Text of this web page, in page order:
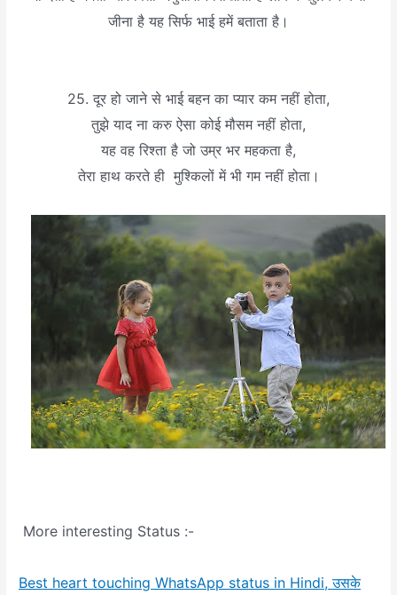
जीना है यह सिर्फ भाई हमें बताता है।
25. दूर हो जाने से भाई बहन का प्यार कम नहीं होता,
तुझे याद ना करु ऐसा कोई मौसम नहीं होता,
यह वह रिश्ता है जो उम्र भर महकता है,
तेरा हाथ करते ही मुश्किलों में भी गम नहीं होता।
More interesting Status :-
Best heart touching WhatsApp status in Hindi, उसके